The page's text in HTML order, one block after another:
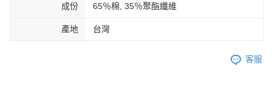
成份 65％棉, 35％聚酯纖維
產地 台灣
客服